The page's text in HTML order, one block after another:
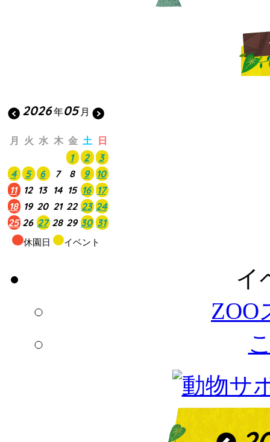
2026年05 月
月 火 水 木 金 土 日
1 2
3
4
5 6 7 8 9 10
11
12 13 14 15 16 17
18 19 20 21 22 23 24
25 26 27 28 29 30 31
休園日 イベント
イ
ZOO